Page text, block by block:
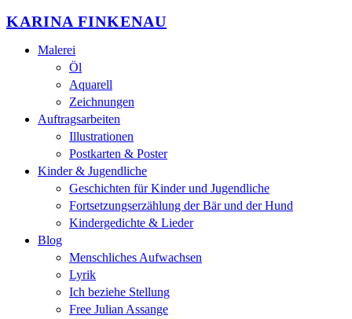
KARINA FINKENAU
Malerei
Öl
Aquarell
Zeichnungen
Auftragsarbeiten
Illustrationen
Postkarten & Poster
Kinder & Jugendliche
Geschichten für Kinder und Jugendliche
Fortsetzungserzählung der Bär und der Hund
Kindergedichte & Lieder
Blog
Menschliches Aufwachsen
Lyrik
Ich beziehe Stellung
Free Julian Assange